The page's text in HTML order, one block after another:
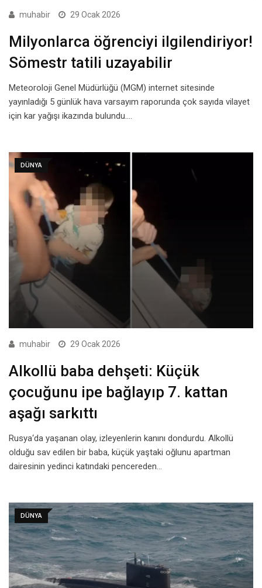
muhabir 29 Ocak 2026
Milyonlarca öğrenciyi ilgilendiriyor!
Sömestr tatili uzayabilir
Meteoroloji Genel Müdürlüğü (MGM) internet sitesinde
yayınladığı 5 günlük hava varsayım raporunda çok sayıda vilayet
için kar yağışı ikazında bulundu.…
DÜNYA
muhabir 29 Ocak 2026
Alkollü baba dehşeti: Küçük
çocuğunu ipe bağlayıp 7. kattan
aşağı sarkıttı
Rusya‘da yaşanan olay, izleyenlerin kanını dondurdu. Alkollü
olduğu sav edilen bir baba, küçük yaştaki oğlunu apartman
dairesinin yedinci katındaki pencereden…
DÜNYA